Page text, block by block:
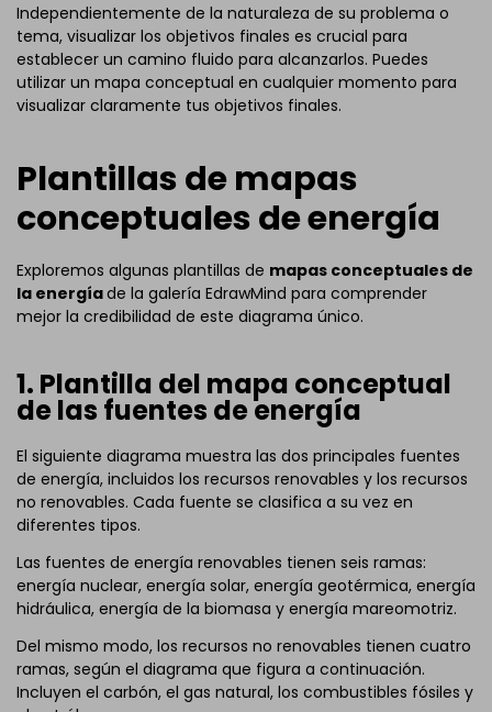
Independientemente de la naturaleza de su problema o
tema, visualizar los objetivos finales es crucial para
establecer un camino fluido para alcanzarlos. Puedes
utilizar un mapa conceptual en cualquier momento para
visualizar claramente tus objetivos finales.
Plantillas de mapas
conceptuales de energía
Exploremos algunas plantillas de mapas conceptuales de
la energíade la galería EdrawMind para comprender
mejor la credibilidad de este diagrama único.
1. Plantilla del mapa conceptual
de las fuentes de energía
El siguiente diagrama muestra las dos principales fuentes
de energía, incluidos los recursos renovables y los recursos
no renovables. Cada fuente se clasifica a su vez en
diferentes tipos.
Las fuentes de energía renovables tienen seis ramas:
energía nuclear, energía solar, energía geotérmica, energía
hidráulica, energía de la biomasa y energía mareomotriz.
Del mismo modo, los recursos no renovables tienen cuatro
ramas, según el diagrama que figura a continuación.
Incluyen el carbón, el gas natural, los combustibles fósiles y